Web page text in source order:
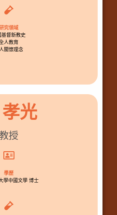
究領域
基督新教史
人教育
關懷理念
光
授
學歷
學中國文學 博士